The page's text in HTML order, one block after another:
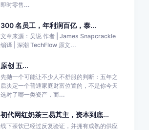
即时零售...
300 名员工，年利润百亿，泰...
文章来源：吴说 作者 | James Snapcrackle
编译 | 深潮 TechFlow 原文...
原创 五...
先抛一个可能让不少人不舒服的判断：五年之
后决定一个普通家庭财富位置的，不是你今天
选对了哪一类资产，而...
初代网红奶茶三易其主，资本到底...
线下茶饮已经过反复验证，并拥有成熟的供应